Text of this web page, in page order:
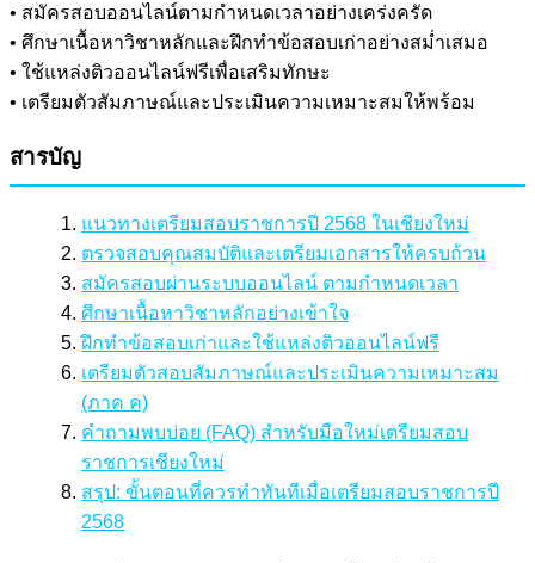
• สมัครสอบออนไลน์ตามกำหนดเวลาอย่างเคร่งครัด
• ศึกษาเนื้อหาวิชาหลักและฝึกทำข้อสอบเก่าอย่างสม่ำเสมอ
• ใช้แหล่งติวออนไลน์ฟรีเพื่อเสริมทักษะ
• เตรียมตัวสัมภาษณ์และประเมินความเหมาะสมให้พร้อม
สารบัญ
แนวทางเตรียมสอบราชการปี 2568 ในเชียงใหม่
ตรวจสอบคุณสมบัติและเตรียมเอกสารให้ครบถ้วน
สมัครสอบผ่านระบบออนไลน์ ตามกำหนดเวลา
ศึกษาเนื้อหาวิชาหลักอย่างเข้าใจ
ฝึกทำข้อสอบเก่าและใช้แหล่งติวออนไลน์ฟรี
เตรียมตัวสอบสัมภาษณ์และประเมินความเหมาะสม
(ภาค ค)
คำถามพบบ่อย (FAQ) สำหรับมือใหม่เตรียมสอบ
ราชการเชียงใหม่
สรุป: ขั้นตอนที่ควรทำทันทีเมื่อเตรียมสอบราชการปี
2568